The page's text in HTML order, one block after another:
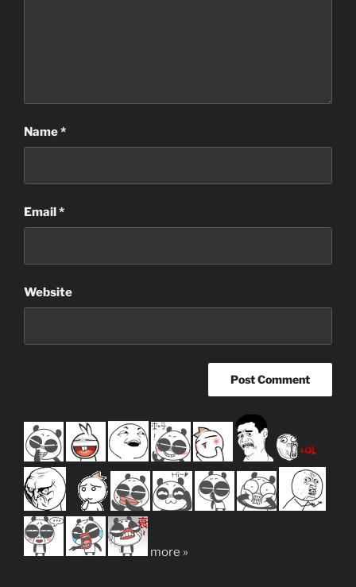
Name*
Email*
Website
more »